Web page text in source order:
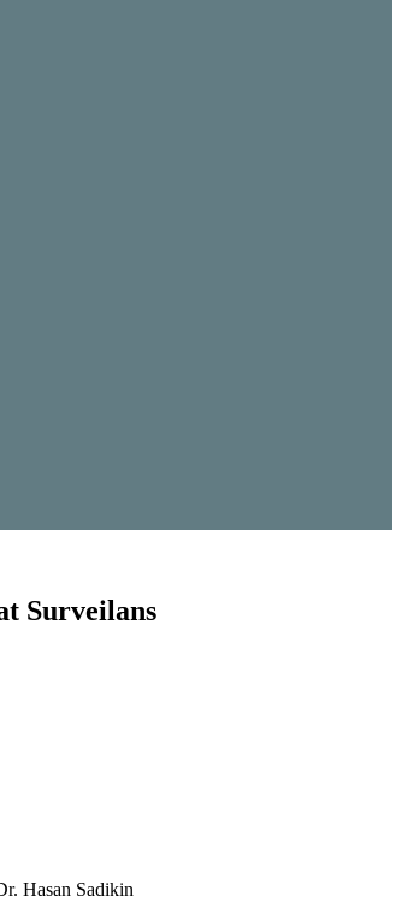
Surveilans
Hasan Sadikin